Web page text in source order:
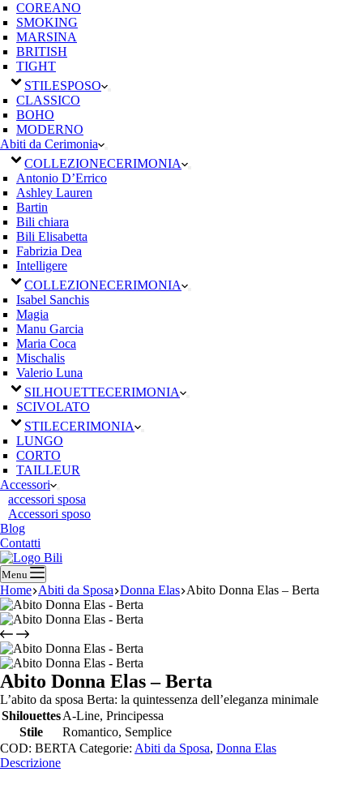
COREANO
SMOKING
MARSINA
BRITISH
TIGHT
STILESPOSO
CLASSICO
BOHO
MODERNO
Abiti da Cerimonia
COLLEZIONECERIMONIA
Antonio D’Errico
Ashley Lauren
Bartin
Bili chiara
Bili Elisabetta
Fabrizia Dea
Intelligere
COLLEZIONECERIMONIA
Isabel Sanchis
Magia
Manu Garcia
Maria Coca
Mischalis
Valerio Luna
SILHOUETTECERIMONIA
SCIVOLATO
STILECERIMONIA
LUNGO
CORTO
TAILLEUR
Accessori
accessori sposa
Accessori sposo
Blog
Contatti
Menu
Home Abiti da Sposa Donna Elas Abito Donna Elas – Berta
Abito Donna Elas – Berta
L’abito da sposa Berta: la quintessenza dell’eleganza minimale
ShilouettesA-Line, Principessa
Stile
Romantico, Semplice
COD: BERTA Categorie: Abiti da Sposa, Donna Elas
Descrizione